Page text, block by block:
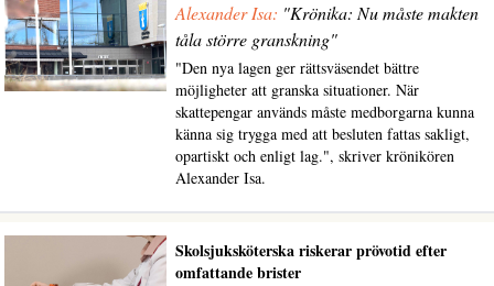
Alexander Isa: "Krönika: Nu måste makten
tåla större granskning"
"Den nya lagen ger rättsväsendet bättre
möjligheter att granska situationer. När
skattepengar används måste medborgarna kunna
känna sig trygga med att besluten fattas sakligt,
opartiskt och enligt lag.", skriver krönikören
Alexander Isa.
Skolsjuksköterska riskerar prövotid efter
omfattande brister